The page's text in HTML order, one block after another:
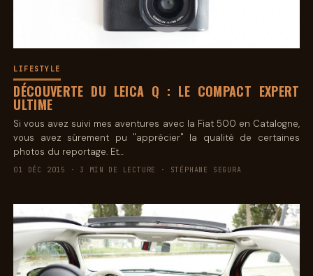
LIFESTYLE
DÉCOUVERTE DU LEICA Q : LE COMPACT EXPERT
ULTIME
Si vous avez suivi mes aventures avec la Fiat 500 en Catalogne,
vous avez sûrement pu "apprécier" la qualité de certaines
photos du reportage. Et…
01 DÉC 2015 · 3 MIN DE LECTURE · STÉPHANE SEGURA